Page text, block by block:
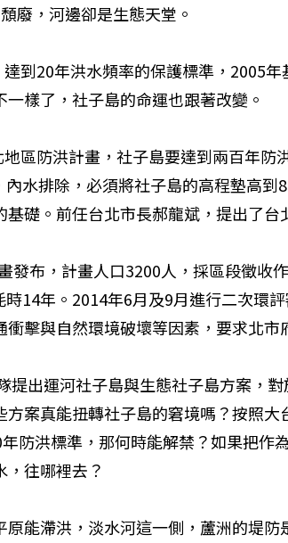
廢，河邊卻是生態天堂。
到20年洪水頻率的保護標準，2005
樣了，社子島的命運也跟著改變。
區防洪計畫，社子島要達到兩百年防
水排除，必須將社子島的高程墊高到
礎。前任台北市長郝龍斌，提出了台
發布，計畫人口3200人，採區段徵收
14年。2014年6月及9月進行二次環
擊與自然環境破壞等因素，要求北市
提出運河社子島與生態社子島方案，
案真能扭轉社子島的窘境嗎？按照大
防洪標準，那何時能解禁？如果把作
往哪裡去？
能滯洪，淡水河這一側，蘆洲的堤防